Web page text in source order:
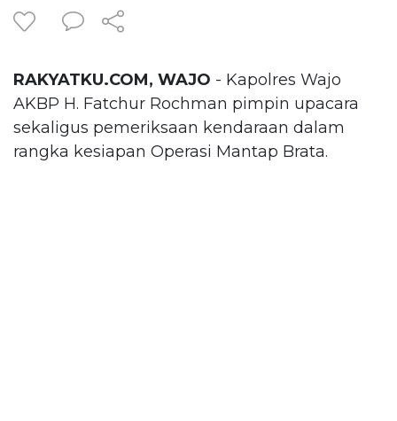
RAKYATKU.COM, WAJO - Kapolres Wajo
AKBP H. Fatchur Rochman pimpin upacara
sekaligus pemeriksaan kendaraan dalam
rangka kesiapan Operasi Mantap Brata.